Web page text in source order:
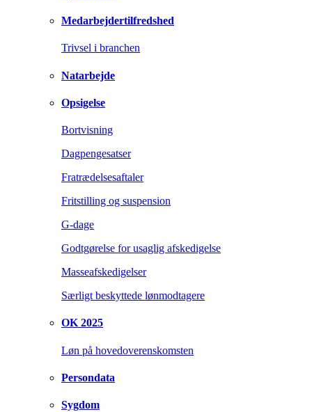
Medarbejdertilfredshed
Trivsel i branchen
Natarbejde
Opsigelse
Bortvisning
Dagpengesatser
Fratrædelsesaftaler
Fritstilling og suspension
G-dage
Godtgørelse for usaglig afskedigelse
Masseafskedigelser
Særligt beskyttede lønmodtagere
OK 2025
Løn på hovedoverenskomsten
Persondata
Sygdom